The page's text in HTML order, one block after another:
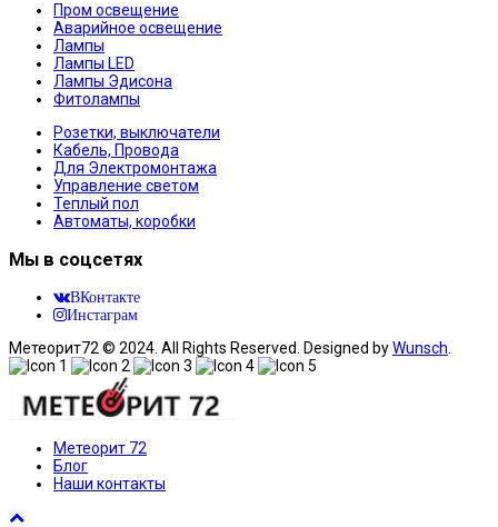
Пром освещение
Аварийное освещение
Лампы
Лампы LED
Лампы Эдисона
Фитолампы
Розетки, выключатели
Кабель, Провода
Для Электромонтажа
Управление светом
Теплый пол
Автоматы, коробки
Мы в соцсетях
ВКонтакте
Инстаграм
Метеорит72 © 2024. All Rights Reserved. Designed byWunsch
Метеорит 72
Блог
Наши контакты